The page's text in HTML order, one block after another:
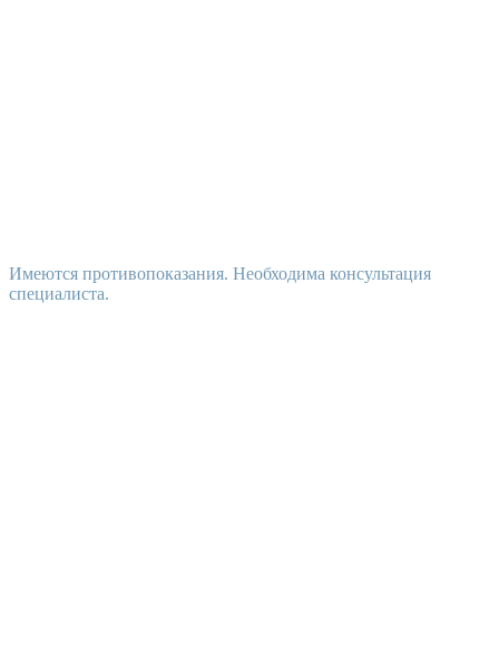
Имеются противопоказания. Необходима консультация
специалиста.